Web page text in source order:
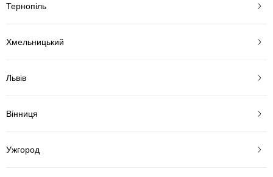
Тернопіль
Хмельницький
Львів
Вінниця
Ужгород